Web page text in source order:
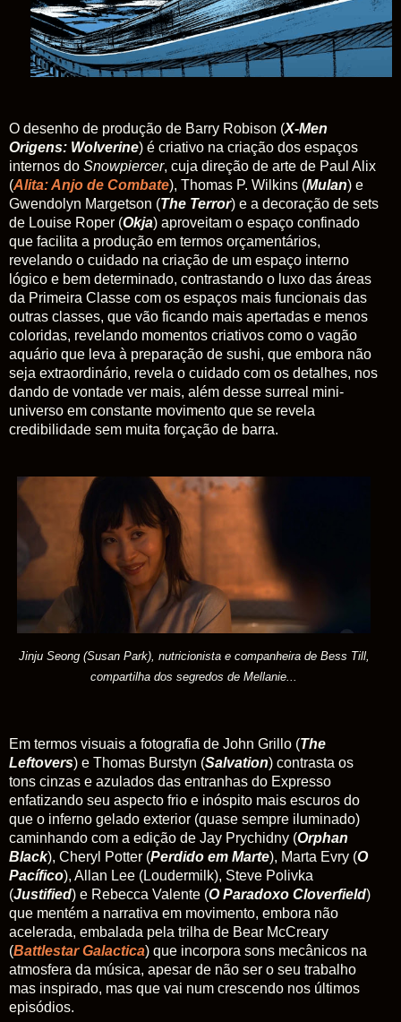
O desenho de produção de Barry Robison (X-Men
Origens: Wolverine) é criativo na criação dos espaços
internos do Snowpiercer, cuja direção de arte de Paul Alix
(Alita: Anjo de Combate), Thomas P. Wilkins (Mulan) e
Gwendolyn Margetson (The Terror) e a decoração de sets
de Louise Roper (Okja) aproveitam o espaço confinado
que facilita a produção em termos orçamentários,
revelando o cuidado na criação de um espaço interno
lógico e bem determinado, contrastando o luxo das áreas
da Primeira Classe com os espaços mais funcionais das
outras classes, que vão ficando mais apertadas e menos
coloridas, revelando momentos criativos como o vagão
aquário que leva à preparação de sushi, que embora não
seja extraordinário, revela o cuidado com os detalhes, nos
dando de vontade ver mais, além desse surreal mini-
universo em constante movimento que se revela
credibilidade sem muita forçação de barra.
Jinju Seong (Susan Park), nutricionista e companheira de Bess Till,
compartilha dos segredos de Mellanie
Em termos visuais a fotografia de John Grillo (The
Leftovers) e Thomas Burstyn (Salvation) contrasta os
tons cinzas e azulados das entranhas do Expresso
enfatizando seu aspecto frio e inóspito mais escuros do
que o inferno gelado exterior (quase sempre iluminado)
caminhando com a edição de Jay Prychidny (Orphan
Black), Cheryl Potter (Perdido em Marte), Marta Evry (O
Pacífico), Allan Lee (Loudermilk), Steve Polivka
(Justified) e Rebecca Valente (O Paradoxo Cloverfield)
que mentém a narrativa em movimento, embora não
acelerada, embalada pela trilha de Bear McCreary
(Battlestar Galactica) que incorpora sons mecânicos na
atmosfera da música, apesar de não ser o seu trabalho
mas inspirado, mas que vai num crescendo nos últimos
episódios.